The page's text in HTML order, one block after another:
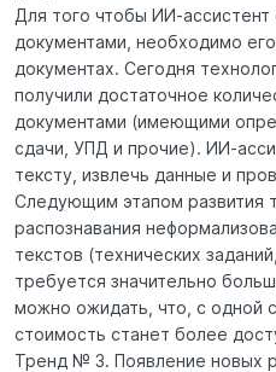
Для того чтобы ИИ-
документами, необходимо
документах. Сегодня
получили достаточное
документами (имеющими
сдачи, УПД и прочие). ИИ-
тексту, извлечь данные и
Следующим этапом развития
распознавания
текстов (технических
требуется значительно
можно ожидать, что, с одной
стоимость станет более
Тренд № 3. Появление новых